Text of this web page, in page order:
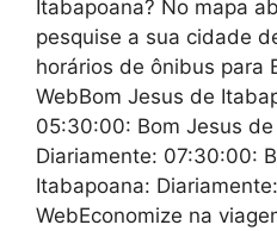
Itabapoana? No mapa
pesquise a sua cidade
horários de ônibus para
WebBom Jesus de
05:30:00: Bom Jesus
Diariamente: 07:30:00:
Itabapoana:
WebEconomize na